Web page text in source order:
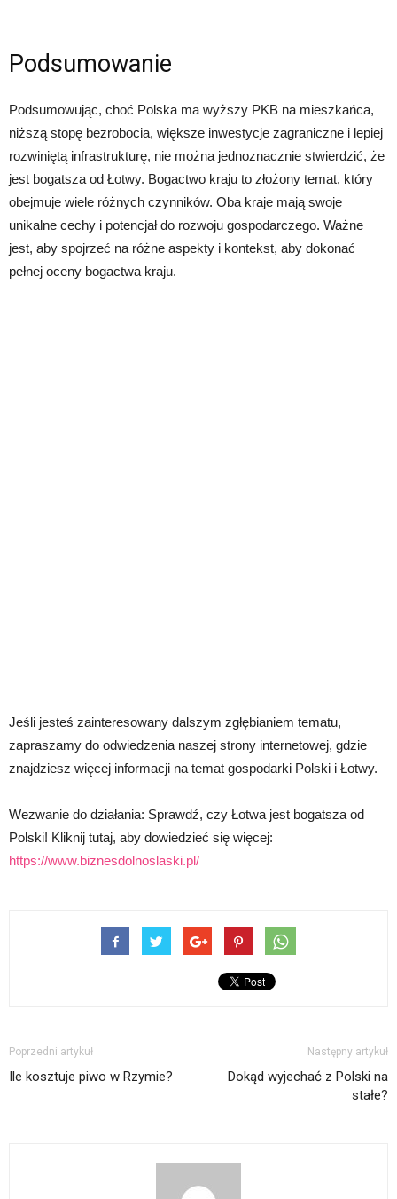
Podsumowanie
Podsumowując, choć Polska ma wyższy PKB na mieszkańca,
niższą stopę bezrobocia, większe inwestycje zagraniczne i lepiej
rozwiniętą infrastrukturę, nie można jednoznacznie stwierdzić, że
jest bogatsza od Łotwy. Bogactwo kraju to złożony temat, który
obejmuje wiele różnych czynników. Oba kraje mają swoje
unikalne cechy i potencjał do rozwoju gospodarczego. Ważne
jest, aby spojrzeć na różne aspekty i kontekst, aby dokonać
pełnej oceny bogactwa kraju.
Jeśli jesteś zainteresowany dalszym zgłębianiem tematu,
zapraszamy do odwiedzenia naszej strony internetowej, gdzie
znajdziesz więcej informacji na temat gospodarki Polski i Łotwy.
Wezwanie do działania: Sprawdź, czy Łotwa jest bogatsza od
Polski! Kliknij tutaj, aby dowiedzieć się więcej:
https://www.biznesdolnoslaski.pl/
Poprzedni artykuł
Ile kosztuje piwo w Rzymie?
Następny artykuł
Dokąd wyjechać z Polski na
stałe?